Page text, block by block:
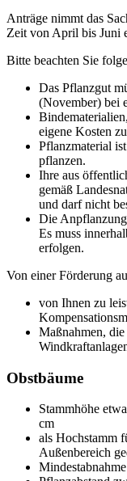
Anträge nimmt das
Zeit von April bis Juni
Bitte beachten Sie
Das Pflanzgut
(November) bei
eigene Kosten
Pflanzmaterial
pflanzen.
Ihre aus
gemäß
und darf nicht
Die
Es muss
erfolgen.
Von einer Förderung
von Ihnen zu
Maßnahmen,
Obstbäume
Stammhöhe
cm
als Hochstamm
Außenbereich